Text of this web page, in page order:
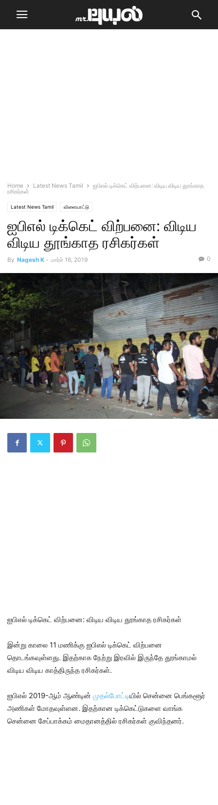
Home Latest News Tamil
ஐ‌பி‌எல் டிக்கெட் விற்பனை: விடிய விடிய தூங்காத
ரசிகர்கள்
Latest News Tamil விளையாட்டு
ஐ‌பி‌எல் டிக்கெட் விற்பனை: விடிய
விடிய தூங்காத ரசிகர்கள்
By Nagesh K - மார்ச் 16, 2019 0
ஐ‌பி‌எல் டிக்கெட் விற்பனை: விடிய விடிய தூங்காத ரசிகர்கள்
இன்று காலை 11 மணிக்கு ஐ‌பி‌எல் டிக்கெட் விற்பனை
தொடங்கவுள்ளது. இதற்காக நேற்று இரவில் இருந்தே தூங்காமல்
விடிய விடிய காத்திருந்த ரசிகர்கள்.
ஐ‌பி‌எல் 2019-ஆம் ஆண்டின் முதல்போட்டியில் சென்னை பெங்களூர்
அணிகள் மோதவுள்ளன. இதற்கான டிக்கெட்டுகளை வாங்க
சென்னை சேப்பாக்கம் மைதானத்தில் ரசிகர்கள் குவிந்தனர்.